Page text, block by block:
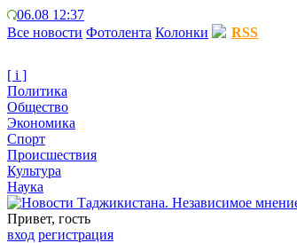
06.08 12:37
Все новости Фотолента Колонки RSS
[ i ]
Политика
Общество
Экономика
Спорт
Происшествия
Культура
Наука
Привет, гость
вход регистрация